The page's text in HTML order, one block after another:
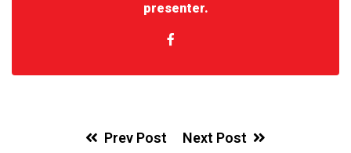
presenter.
Prev Post Next Post